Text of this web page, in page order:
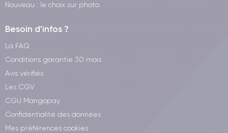
Nouveau : le choix sur photo
Besoin d'infos ?
La FAQ
Conditions garantie 30 mois
Avis vérifiés
Les CGV
CGU Mangopay
Confidentialité des données
Mes préférences cookies